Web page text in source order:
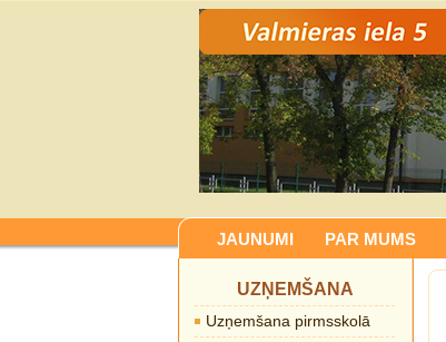
JAUNUMI PAR MUMS
UZŅEMŠANA
Uzņemšana pirmsskolā